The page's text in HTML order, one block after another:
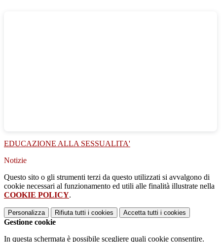
EDUCAZIONE ALLA SESSUALITA'
Notizie
Questo sito o gli strumenti terzi da questo utilizzati si avvalgono di
cookie necessari al funzionamento ed utili alle finalità illustrate nella
COOKIE POLICY.
Personalizza Rifiuta tutti i cookies Accetta tutti i cookies
Gestione cookie
In questa schermata è possibile scegliere quali cookie consentire.